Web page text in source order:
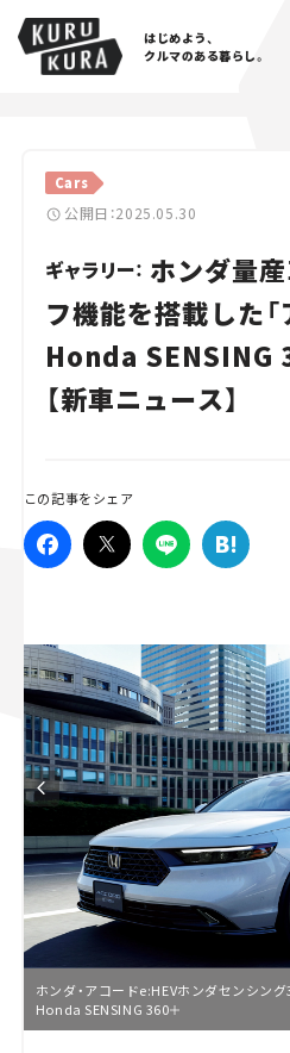
はじめよう、
クルマのある暮らし。
Cars
公開日：2025.05.30
ギャラリー： ホンダ量
フ機能を搭載した
Honda SENSING
【新車ニュース】
この記事をシェア
ホンダ・アコードe:HEVホンダセンシン
Honda SENSING 360＋
Cars
Lifestyle
Traffic
Campaign
人気のハッシュタグ
スズキ ジムニー｜Suzuki Jimny